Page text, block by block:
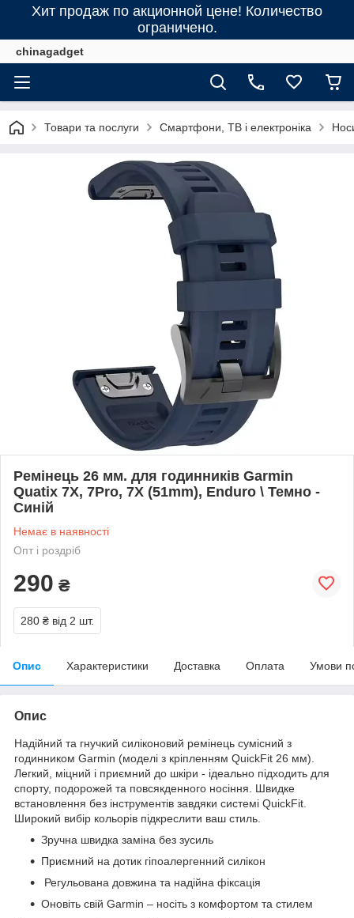
Хит продаж по акционной цене! Количество
ограничено.
chinagadget
Товари та послуги Смартфони, ТВ і електроніка
Ремінець 26 мм. для годинників Garmin
Quatix 7X, 7Pro, 7X (51mm), Enduro \ Темно -
Синій
Немає в наявності
Опт і роздріб
290 ₴
280 ₴ від 2 шт.
Опис Характеристики Доставка Оплата Умови
Опис
Надійний та гнучкий силіконовий ремінець сумісний з
годинником Garmin ​​(моделі з кріпленням QuickFit 26 мм).
Легкий, міцний і приємний до шкіри - ідеально підходить для
спорту, подорожей та повсякденного носіння. Швидке
встановлення без інструментів завдяки системі QuickFit.
Широкий вибір кольорів підкреслити ваш стиль.
Зручна швидка заміна без зусиль
Приємний на дотик гіпоалергенний силікон
Регульована довжина та надійна фіксація
Оновіть свій Garmin – носіть з комфортом та стилем